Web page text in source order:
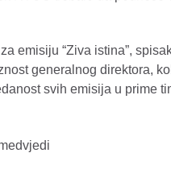
emisiju “Ziva istina”,
generalnog direktora,
svih emisija u prime